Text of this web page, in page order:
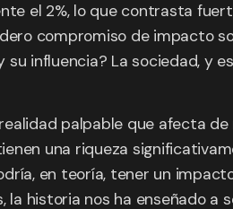
el 2%, lo que contrasta
compromiso de impacto
influencia? La sociedad, y
palpable que afecta
una riqueza
en teoría, tener un
historia nos ha enseñado a